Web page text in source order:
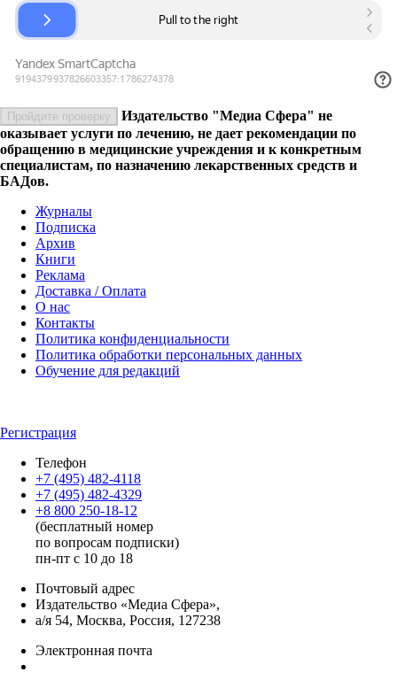
Пройдите проверку
Издательство "Медиа Сфера" не
оказывает услуги по лечению, не дает рекомендации по
обращению в медицинские учреждения и к конкретным
специалистам, по назначению лекарственных средств и
БАДов.
Журналы
Подписка
Архив
Книги
Реклама
Доставка / Оплата
О нас
Контакты
Политика конфиденциальности
Политика обработки персональных данных
Обучение для редакций
Регистрация
Телефон
+7 (495) 482-4118
+7 (495) 482-4329
+8 800 250-18-12
(бесплатный номер
по вопросам подписки)
пн-пт с 10 до 18
Почтовый адрес
Издательство «Медиа Сфера»,
а/я 54, Москва, Россия, 127238
Электронная почта